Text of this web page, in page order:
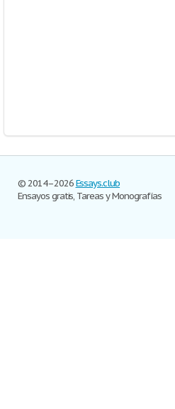
© 2014–2026Essays.club
Ensayos gratis, Tareas y Monografías